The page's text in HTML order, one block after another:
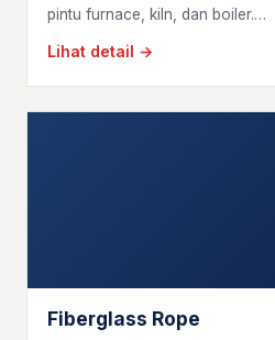
pintu furnace, kiln, dan boiler.…
Lihat detail →
Fiberglass Rope